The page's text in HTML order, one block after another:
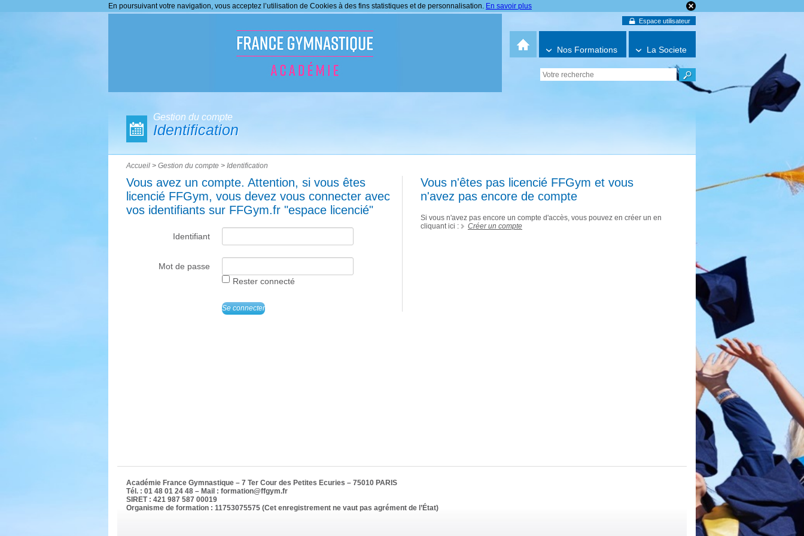
En poursuivant votre navigation, vous acceptez l’utilisation de Cookies à des fins statistiques et de personnalisation. En savoir plus
Espace utilisateur
Nos Formations La Societe
Gestion du compte
Identification
Accueil > Gestion du compte > Identification
Vous avez un compte. Attention, si vous êtes
licencié FFGym, vous devez vous connecter avec
vos identifiants sur FFGym.fr "espace licencié"
Identifiant
Mot de passe
Rester connecté
Se connecter
Vous n'êtes pas licencié FFGym et vous
n'avez pas encore de compte
Si vous n'avez pas encore un compte d'accès, vous pouvez en créer un en
cliquant ici : Créer un compte
Académie France Gymnastique – 7 Ter Cour des Petites Ecuries – 75010 PARIS
Tél. : 01 48 01 24 48 – Mail : formation@ffgym.fr
SIRET : 421 987 587 00019
Organisme de formation : 11753075575 (Cet enregistrement ne vaut pas agrément de l’État)